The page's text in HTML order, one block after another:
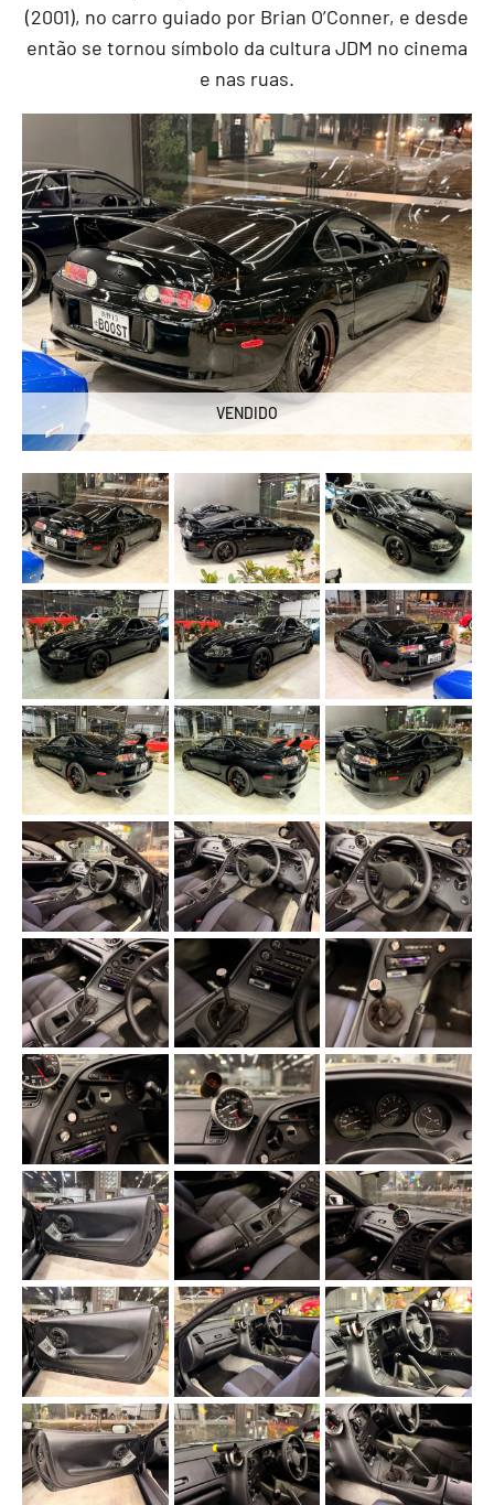
(2001), no carro guiado por Brian O’Conner, e desde
então se tornou símbolo da cultura JDM no cinema
e nas ruas.
VENDIDO